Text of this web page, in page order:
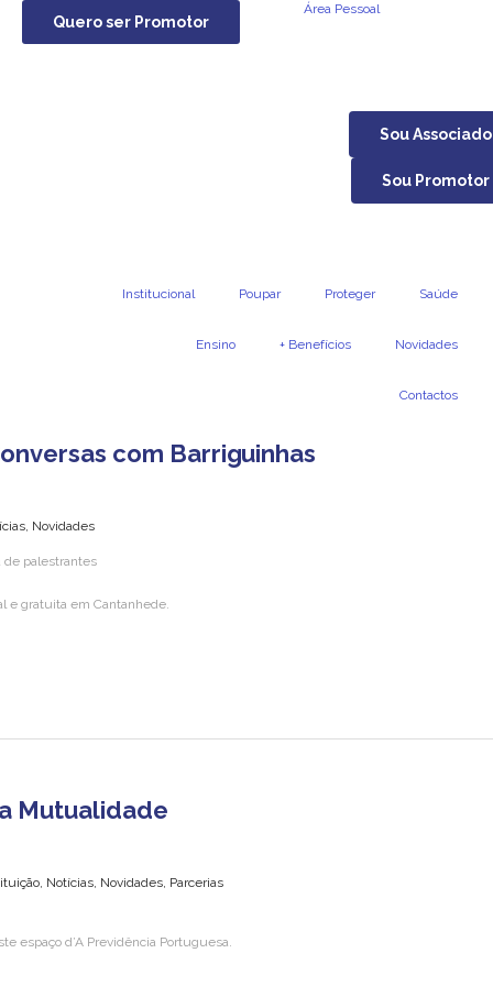
Quero ser Promotor
Área Pessoal
Sou Associado
Sou Promotor
Institucional Poupar Proteger Saúde
Ensino + Benefícios Novidades
Contactos
com Barriguinhas
Novidades
e gratuita em Cantanhede.
Mutualidade
Notícias, Novidades, Parcerias
espaço d’A Previdência Portuguesa.